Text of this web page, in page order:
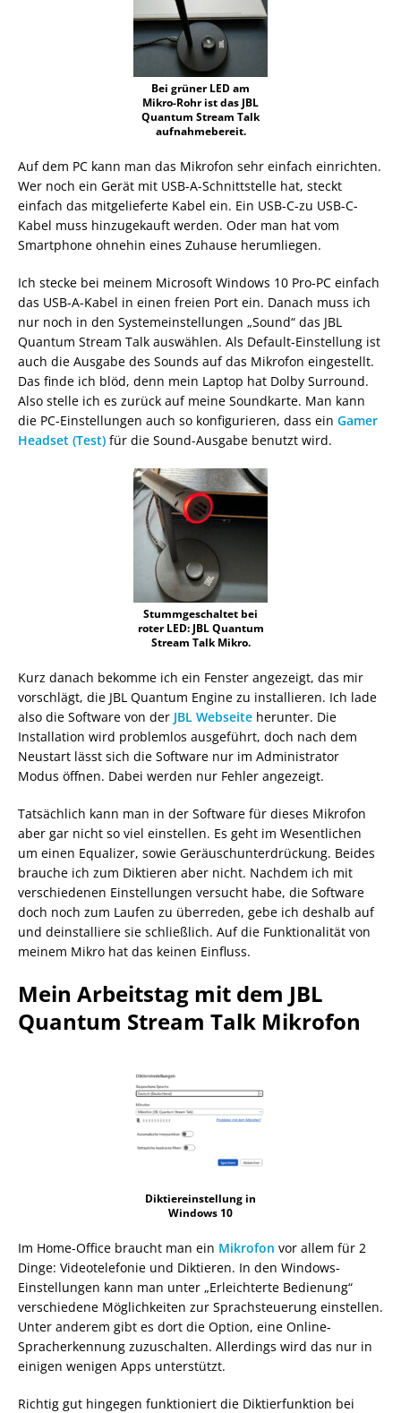
Bei grüner LED am
Mikro-Rohr ist das JBL
Quantum Stream Talk
aufnahmebereit.
Auf dem PC kann man das Mikrofon sehr einfach einrichten.
Wer noch ein Gerät mit USB-A-Schnittstelle hat, steckt
einfach das mitgelieferte Kabel ein. Ein USB-C-zu USB-C-
Kabel muss hinzugekauft werden. Oder man hat vom
Smartphone ohnehin eines Zuhause herumliegen.
Ich stecke bei meinem Microsoft Windows 10 Pro-PC einfach
das USB-A-Kabel in einen freien Port ein. Danach muss ich
nur noch in den Systemeinstellungen „Sound“ das JBL
Quantum Stream Talk auswählen. Als Default-Einstellung ist
auch die Ausgabe des Sounds auf das Mikrofon eingestellt.
Das finde ich blöd, denn mein Laptop hat Dolby Surround.
Also stelle ich es zurück auf meine Soundkarte. Man kann
die PC-Einstellungen auch so konfigurieren, dass ein Gamer
Headset (Test) für die Sound-Ausgabe benutzt wird.
Stummgeschaltet bei
roter LED: JBL Quantum
Stream Talk Mikro.
Kurz danach bekomme ich ein Fenster angezeigt, das mir
vorschlägt, die JBL Quantum Engine zu installieren. Ich lade
also die Software von der JBL Webseite herunter. Die
Installation wird problemlos ausgeführt, doch nach dem
Neustart lässt sich die Software nur im Administrator
Modus öffnen. Dabei werden nur Fehler angezeigt.
Tatsächlich kann man in der Software für dieses Mikrofon
aber gar nicht so viel einstellen. Es geht im Wesentlichen
um einen Equalizer, sowie Geräuschunterdrückung. Beides
brauche ich zum Diktieren aber nicht. Nachdem ich mit
verschiedenen Einstellungen versucht habe, die Software
doch noch zum Laufen zu überreden, gebe ich deshalb auf
und deinstalliere sie schließlich. Auf die Funktionalität von
meinem Mikro hat das keinen Einfluss.
Mein Arbeitstag mit dem JBL
Quantum Stream Talk Mikrofon
Diktiereinstellung in
Windows 10
Im Home-Office braucht man ein Mikrofon vor allem für 2
Dinge: Videotelefonie und Diktieren. In den Windows-
Einstellungen kann man unter „Erleichterte Bedienung“
verschiedene Möglichkeiten zur Sprachsteuerung einstellen.
Unter anderem gibt es dort die Option, eine Online-
Spracherkennung zuzuschalten. Allerdings wird das nur in
einigen wenigen Apps unterstützt.
Richtig gut hingegen funktioniert die Diktierfunktion bei